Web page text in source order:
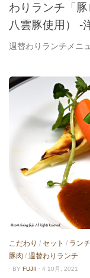
わりランチ「
八雲豚使用） -
週替わりランチメニ
こだわり / セット / ラン
豚肉 / 週替わりランチ
· BY FUJII · 4 10月, 2021